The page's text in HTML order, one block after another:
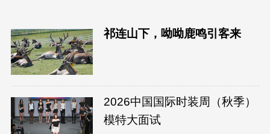
祁连山下，呦呦鹿鸣引客来
2026中国国际时装周（秋季）
模特大面试